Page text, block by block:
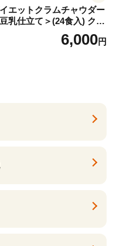
エットクラムチャウダー
乳仕立て＞(24食入) クラ
チャウダー 豆乳 ダイエッ
スープ プロテイン たんぱ
6,000円